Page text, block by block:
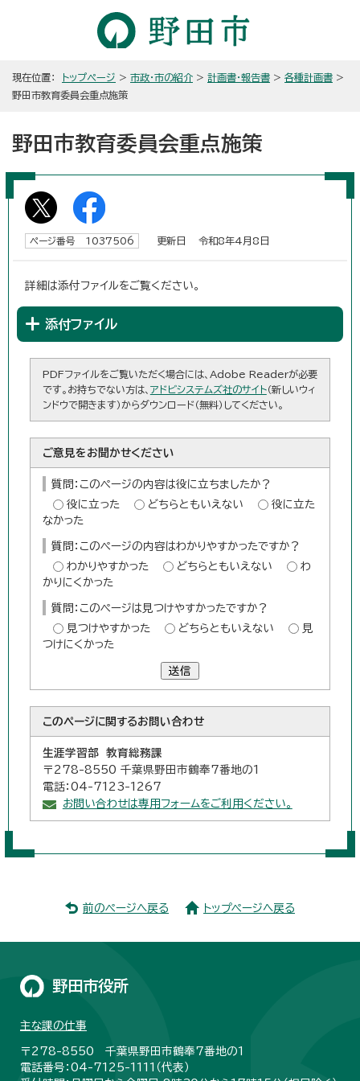
現在位置： トップページ > 市政・市の紹介 > 計画書・報告書 > 各種計画書 >
野田市教育委員会重点施策
野田市教育委員会重点施策
ページ番号 1037506 更新日 令和8年4月8日
詳細は添付ファイルをご覧ください。
添付ファイル
PDFファイルをご覧いただく場合には、Adobe Readerが必要
です。お持ちでない方は、 アドビシステムズ社のサイト（新しいウィ
ンドウで開きます）からダウンロード（無料）してください。
ご意見をお聞かせください
質問：このページの内容は役に立ちましたか？
役に立った
どちらともいえない
役に立た
なかった
質問：このページの内容はわかりやすかったですか？
わかりやすかった
どちらともいえない
わ
かりにくかった
質問：このページは見つけやすかったですか？
見つけやすかった
どちらともいえない
見
つけにくかった
送信
このページに関するお問い合わせ
生涯学習部 教育総務課
〒278-8550 千葉県野田市鶴奉7番地の1
電話：04-7123-1267
お問い合わせは専用フォームをご利用ください。
前のページへ戻る トップページへ戻る
野田市役所
主な課の仕事
〒278-8550 千葉県野田市鶴奉7番地の1
電話番号：04-7125-1111（代表）